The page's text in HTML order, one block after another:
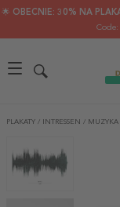
🌟 OBECNIE: 30% NA
PLAKATY / INTRESSEN / MUZYKA